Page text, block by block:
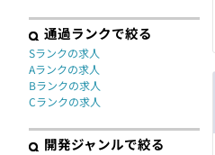
通過ランクで絞る
Sランクの求人
Aランクの求人
Bランクの求人
Cランクの求人
開発ジャンルで絞る